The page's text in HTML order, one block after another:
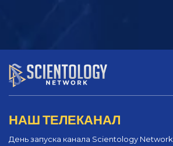
НАШ ТЕЛЕКАНАЛ
День запуска канала Scientology Network